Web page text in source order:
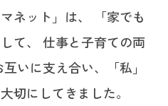
ネット」は、 「家でも
て、 仕事と子育ての両
いに支え合い、「私」
切にしてきました。